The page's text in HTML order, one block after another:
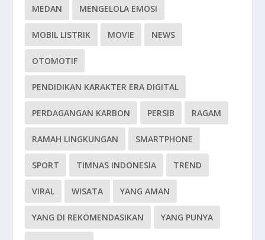
MEDAN MENGELOLA EMOSI
MOBIL LISTRIK MOVIE NEWS
OTOMOTIF
PENDIDIKAN KARAKTER ERA DIGITAL
PERDAGANGAN KARBON PERSIB RAGAM
RAMAH LINGKUNGAN SMARTPHONE
SPORT TIMNAS INDONESIA TREND
VIRAL WISATA YANG AMAN
YANG DI REKOMENDASIKAN YANG PUNYA